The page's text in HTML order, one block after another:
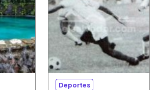
Deportes